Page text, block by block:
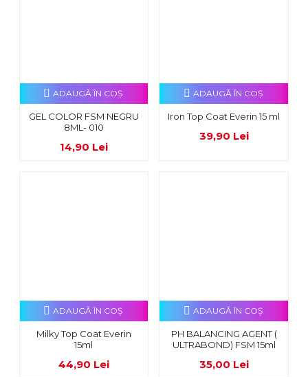
GEL COLOR FSM NEGRU
8ML- 010
14,90 Lei
ADAUGĂ ÎN COŞ
Iron Top Coat Everin 15 ml
39,90 Lei
ADAUGĂ ÎN COŞ
Milky Top Coat Everin
15ml
44,90 Lei
ADAUGĂ ÎN COŞ
PH BALANCING AGENT (
ULTRABOND) FSM 15ml
35,00 Lei
ADAUGĂ ÎN COŞ